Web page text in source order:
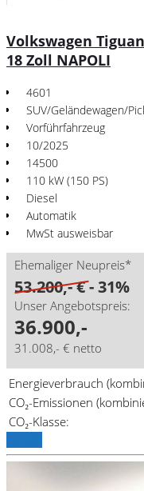
Volkswagen Tiguan
18 Zoll NAPOLI
4601
SUV/Geländewagen/
Vorführfahrzeug
10/2025
14500
110 kW (150 PS)
Diesel
Automatik
MwSt ausweisbar
Ehemaliger Neupreis*
53.200,- €- 31%
Unser Angebotspreis:
36.900,-
31.008,- € netto
Energieverbrauch
CO₂-Emissionen
CO₂-Klasse: